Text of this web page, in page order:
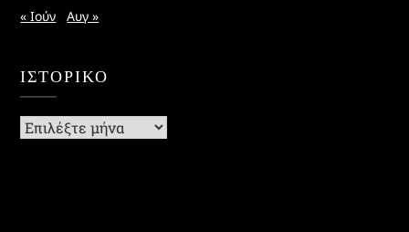
« Ιούν
Αυγ »
ΙΣΤΟΡΙΚΌ
Ιστορικό